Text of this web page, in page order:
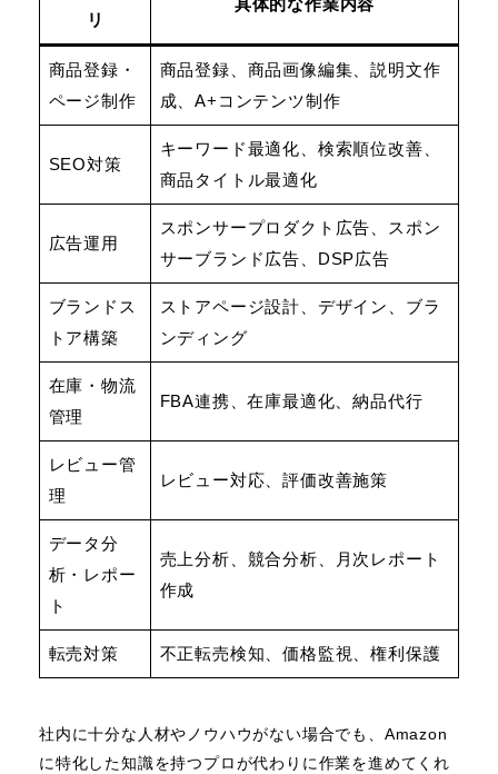
リ
商品登録・
ページ制作
商品登録、商品画像編集、説明文作
成、A+コンテンツ制作
SEO対策
キーワード最適化、検索順位改善、
商品タイトル最適化
広告運用
スポンサープロダクト広告、スポン
サーブランド広告、DSP広告
ブランドス
トア構築
ストアページ設計、デザイン、ブラ
ンディング
在庫・物流
管理
FBA連携、在庫最適化、納品代行
レビュー管
理
レビュー対応、評価改善施策
データ分
析・レポー
ト
売上分析、競合分析、月次レポート
作成
転売対策 不正転売検知、価格監視、権利保護
社内に十分な人材やノウハウがない場合でも、Amazon
に特化した知識を持つプロが代わりに作業を進めてくれ